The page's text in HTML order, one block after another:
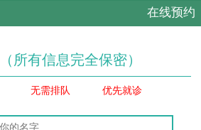
在线预约
（所有信息完全保密）
无需排队 优先就诊